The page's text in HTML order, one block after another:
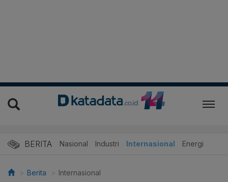
BERITA Nasional Industri Internasional Energi
Berita Internasional